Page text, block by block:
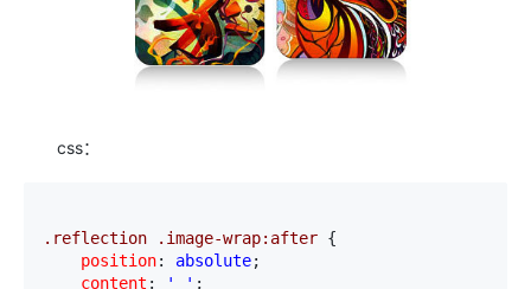
css：
.reflection .image-wrap:after {
    position
: absolute;
    content
: ' ' ;